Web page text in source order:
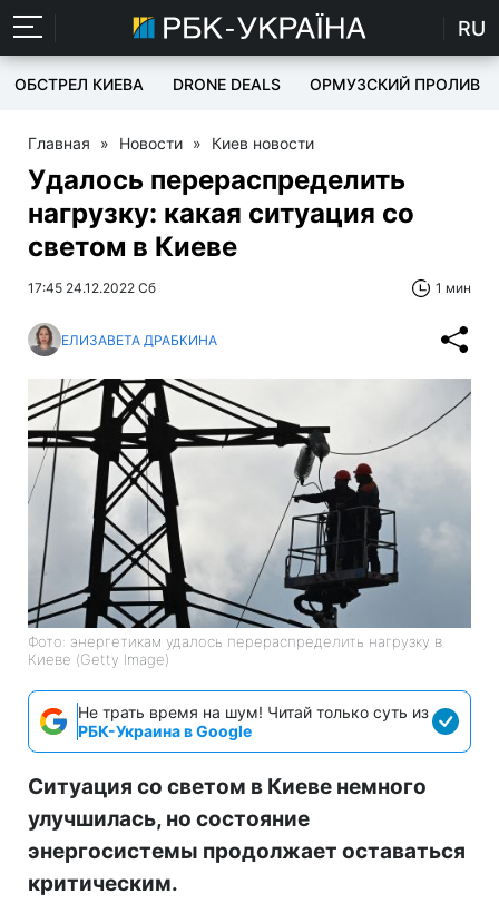
RU
ОБСТРЕЛ КИЕВА DRONE DEALS ОРМУЗСКИЙ ПРОЛИВ
Главная » Новости » Киев новости
Удалось перераспределить
нагрузку: какая ситуация со
светом в Киеве
17:45 24.12.2022 Сб 1 мин
ЕЛИЗАВЕТА ДРАБКИНА
Фото: энергетикам удалось перераспределить нагрузку в
Киеве (Getty Image)
Не трать время на шум! Читай только суть из
РБК-Украина в Google
Ситуация со светом в Киеве немного
улучшилась, но состояние
энергосистемы продолжает оставаться
критическим.